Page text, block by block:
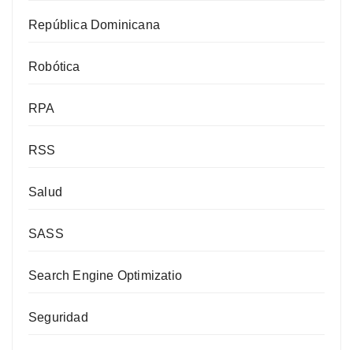
República Dominicana
Robótica
RPA
RSS
Salud
SASS
Search Engine Optimizatio
Seguridad